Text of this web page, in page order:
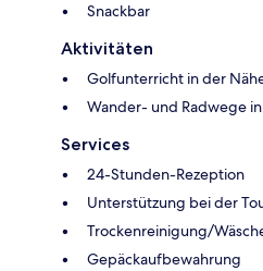
Snackbar
Aktivitäten
Golfunterricht in der
Wander- und Radwege
Services
24-Stunden-Rezeption
Unterstützung bei der
Trockenreinigung/
Gepäckaufbewahrung